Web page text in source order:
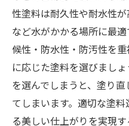
性塗料は耐久性や耐水性
など水がかかる場所に最
候性・防水性・防汚性を
に応じた塗料を選びまし
を選んでしまうと、塗り
てしまいます。適切な塗
る美しい仕上がりを実現す